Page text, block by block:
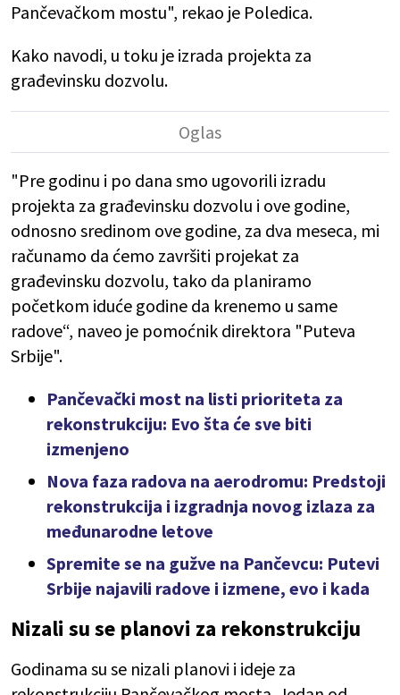
Pančevačkom mostu", rekao je Poledica.
Kako navodi, u toku je izrada projekta za
građevinsku dozvolu.
"Pre godinu i po dana smo ugovorili izradu
projekta za građevinsku dozvolu i ove godine,
odnosno sredinom ove godine, za dva meseca, mi
računamo da ćemo završiti projekat za
građevinsku dozvolu, tako da planiramo
početkom iduće godine da krenemo u same
radove“, naveo je pomoćnik direktora "Puteva
Srbije".
Pančevački most na listi prioriteta za
rekonstrukciju: Evo šta će sve biti
izmenjeno
Nova faza radova na aerodromu: Predstoji
rekonstrukcija i izgradnja novog izlaza za
međunarodne letove
Spremite se na gužve na Pančevcu: Putevi
Srbije najavili radove i izmene, evo i kada
Nizali su se planovi za rekonstrukciju
Godinama su se nizali planovi i ideje za